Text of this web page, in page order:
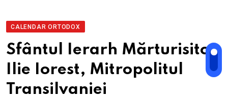
CALENDAR ORTODOX
Sfântul Ierarh Mărturisitor
Ilie Iorest, Mitropolitul
Transilvaniei